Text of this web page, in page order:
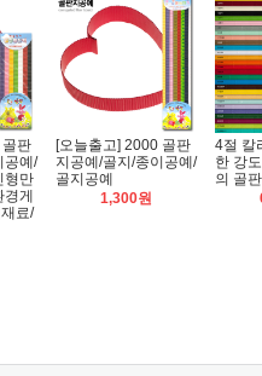
골판
공예/
형만
게
료/
[오늘출고] 2000 골판
지공예/골지/종이공예/
골지공예
1,300원
4절 칼
한 강
의 골